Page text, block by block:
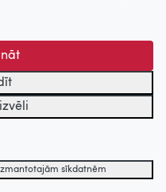
sīkdatnēm